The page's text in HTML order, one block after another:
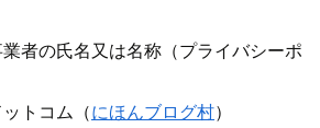
者の氏名又は名称（プライバシーポ
トコム（にほんブログ村）